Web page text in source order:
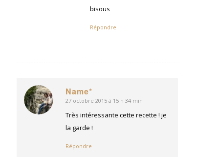
bisous
Répondre
Name*
dit
:
27 octobre 2015 à 15 h 34 min
Très intéressante cette recette ! je
la garde !
Répondre